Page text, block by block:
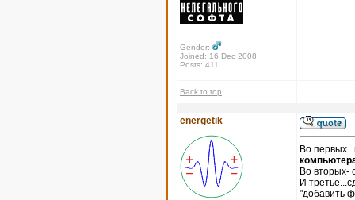
Gender:
Joined: 16 Dec 2008
Posts: 411
Back to top
energetik
Во
Во вторых-
И
"добавить